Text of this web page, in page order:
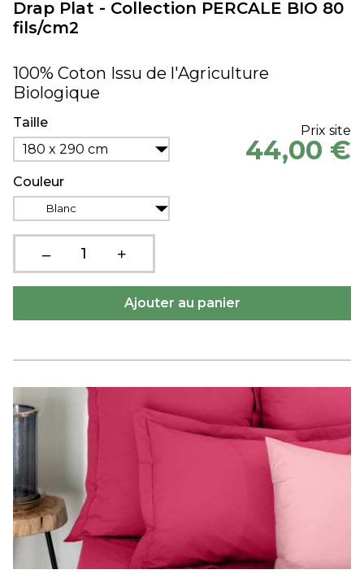
Drap Plat - Collection PERCALE BIO 80
fils/cm2
100% Coton Issu de l'Agriculture
Biologique
Taille
180 x 290 cm
Couleur
Blanc
Prix site
44,00 €